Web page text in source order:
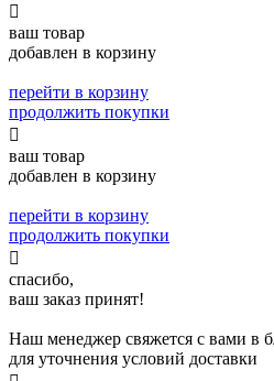

ваш товар
добавлен в корзину
перейти в корзину
продолжить покупки

ваш товар
добавлен в корзину
перейти в корзину
продолжить покупки

спасибо,
ваш заказ принят!
Наш менеджер свяжется с вами в
для уточнения условий доставки